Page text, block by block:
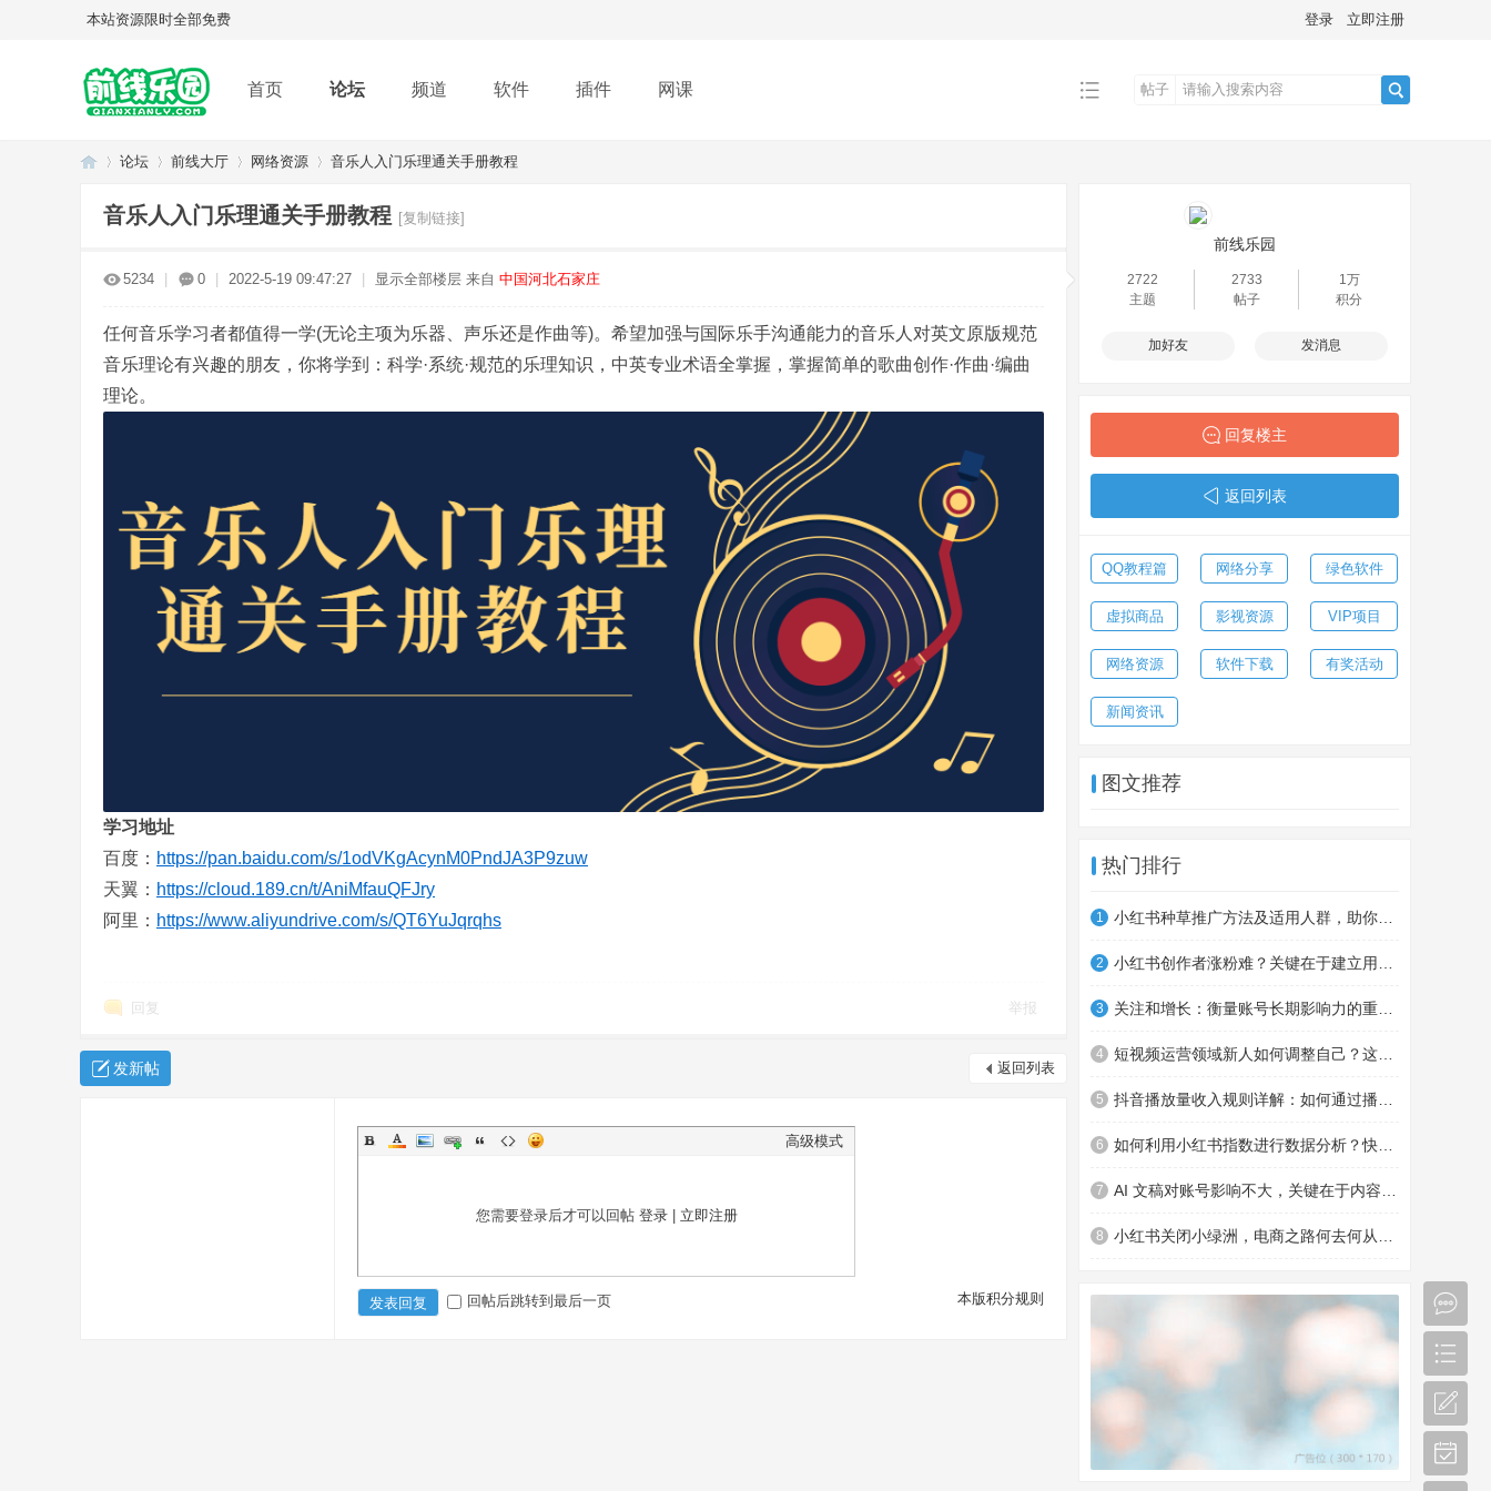
本站资源限时全部免费 登录 立即注册
首页 论坛 频道 软件 插件 网课
帖子
论坛 前线大厅 网络资源 音乐人入门乐理通关手册教程
音乐人入门乐理通关手册教程 [复制链接]
5234 0 2022-5-19 09:47:27 显示全部楼层 来自 中国河北石家庄
任何音乐学习者都值得一学(无论主项为乐器、声乐还是作曲等)。希望加强与国际乐手沟通能力的音乐人对英文原版规范
音乐理论有兴趣的朋友，你将学到：科学·系统·规范的乐理知识，中英专业术语全掌握，掌握简单的歌曲创作·作曲·编曲
理论。
学习地址
百度： https://pan.baidu.com/s/1odVKgAcynM0PndJA3P9zuw
天翼： https://cloud.189.cn/t/AniMfauQFJry
阿里： https://www.aliyundrive.com/s/QT6YuJqrqhs
回复 举报
返回列表
发新帖
高级模式
您需要登录后才可以回帖 登录| 立即注册
本版积分规则
发表回复 回帖后跳转到最后一页
前线乐园
2722
主题
2733
帖子
1万
积分
加好友 发消息
回复楼主
返回列表
QQ教程篇 网络分享 绿色软件
虚拟商品 影视资源 VIP项目
网络资源 软件下载 有奖活动
新闻资讯
图文推荐
热门排行
1
2
3
4
5
6
7
8